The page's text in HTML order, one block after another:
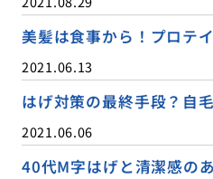
美髪は食事から！プロテ
2021.06.13
はげ対策の最終手段？自
2021.06.06
40代M字はげと清潔感の